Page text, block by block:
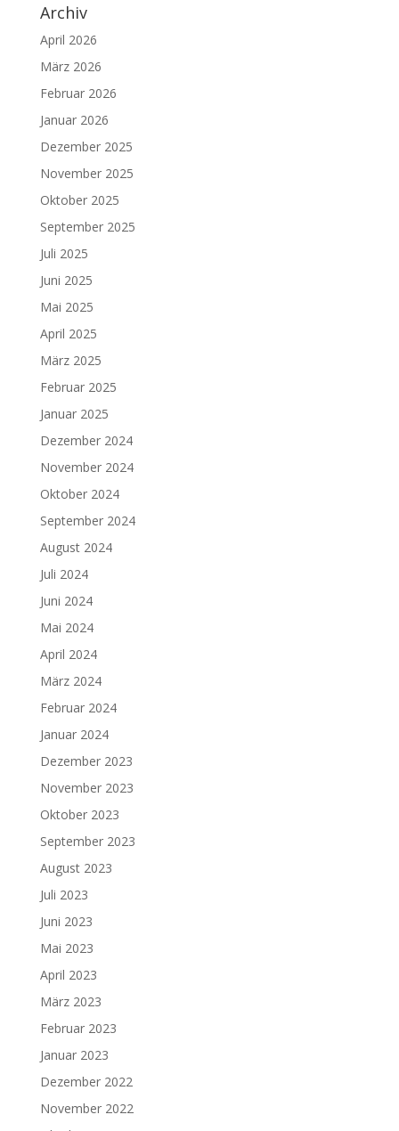
Archiv
April 2026
März 2026
Februar 2026
Januar 2026
Dezember 2025
November 2025
Oktober 2025
September 2025
Juli 2025
Juni 2025
Mai 2025
April 2025
März 2025
Februar 2025
Januar 2025
Dezember 2024
November 2024
Oktober 2024
September 2024
August 2024
Juli 2024
Juni 2024
Mai 2024
April 2024
März 2024
Februar 2024
Januar 2024
Dezember 2023
November 2023
Oktober 2023
September 2023
August 2023
Juli 2023
Juni 2023
Mai 2023
April 2023
März 2023
Februar 2023
Januar 2023
Dezember 2022
November 2022